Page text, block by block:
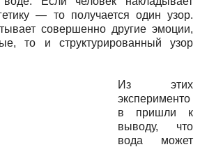
— то получается один узор.
совершенно другие эмоции,
то и структурированный узор
Из этих
эксперименто
в пришли к
выводу, что
вода может